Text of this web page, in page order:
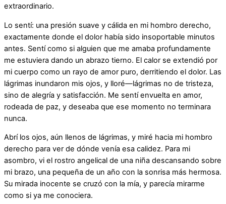
extraordinario.
Lo sentí: una presión suave y cálida en mi hombro derecho,
exactamente donde el dolor había sido insoportable minutos
antes. Sentí como si alguien que me amaba profundamente
me estuviera dando un abrazo tierno. El calor se extendió por
mi cuerpo como un rayo de amor puro, derritiendo el dolor. Las
lágrimas inundaron mis ojos, y lloré—lágrimas no de tristeza,
sino de alegría y satisfacción. Me sentí envuelta en amor,
rodeada de paz, y deseaba que ese momento no terminara
nunca.
Abrí los ojos, aún llenos de lágrimas, y miré hacia mi hombro
derecho para ver de dónde venía esa calidez. Para mi
asombro, vi el rostro angelical de una niña descansando sobre
mi brazo, una pequeña de un año con la sonrisa más hermosa.
Su mirada inocente se cruzó con la mía, y parecía mirarme
como si ya me conociera.